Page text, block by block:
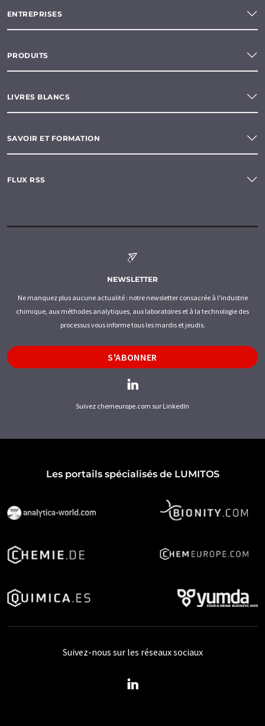
ENTREPRISES
PRODUITS
LIVRES BLANCS
SAVOIR ET FORMATION
FLUX RSS
NEWSLETTER
Ne manquez plus aucune actualité : notre newsletter consacrée à l'industrie
chimique, aux méthodes analytiques, aux laboratoires et à la technologie des
processus vous informe tous les mardis et jeudis.
S'ABONNER
Suivez chemeurope.com sur LinkedIn
Les portails spécialisés de LUMITOS
Suivez-nous sur les réseaux sociaux